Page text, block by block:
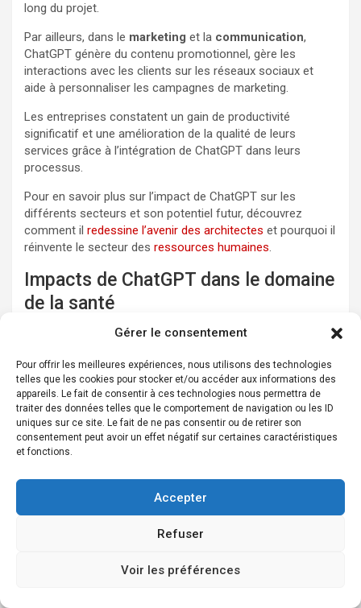
Gérer le consentement
Pour offrir les meilleures expériences, nous utilisons des technologies
telles que les cookies pour stocker et/ou accéder aux informations des
appareils. Le fait de consentir à ces technologies nous permettra de
traiter des données telles que le comportement de navigation ou les ID
uniques sur ce site. Le fait de ne pas consentir ou de retirer son
consentement peut avoir un effet négatif sur certaines caractéristiques
et fonctions.
Accepter
Refuser
Voir les préférences
long du projet.
Par ailleurs, dans le marketing et la communication,
ChatGPT génère du contenu promotionnel, gère les
interactions avec les clients sur les réseaux sociaux et
aide à personnaliser les campagnes de marketing.
Les entreprises constatent un gain de productivité
significatif et une amélioration de la qualité de leurs
services grâce à l’intégration de ChatGPT dans leurs
processus.
Pour en savoir plus sur l’impact de ChatGPT sur les
différents secteurs et son potentiel futur, découvrez
comment il redessine l’avenir des architectes et pourquoi il
réinvente le secteur des ressources humaines.
Impacts de ChatGPT dans le domaine
de la santé
, développé par OpenAI, est un modèle de
conversationnelles puissantes pour générer du texte de
manière fluide et contextuelle. Utiliser ChatGPT dans
diverses industries permet non seulement de gagner du
temps mais aussi d’améliorer la qualité du service offert.
Les entreprises peuvent intégrer ce type d’IA pour
répondre rapidement et précisément aux questions des
et offrir une assistance continue aux clients.
Dans ledomaine de la santé, ChatGPT présente des
avantages significatifs. Par exemple :
symptômes et traitements, allégeant ainsi la charge de